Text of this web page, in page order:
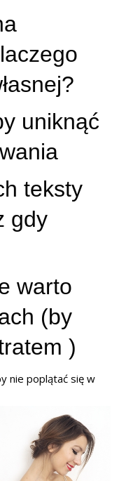
uniknąć
teksty
gdy
warto
(by
)
nie poplątać się w